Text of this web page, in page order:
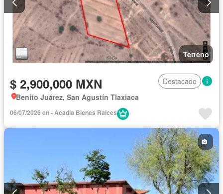
Terreno
$ 2,900,000 MXN
Destacado
Benito Juárez, San Agustín Tlaxiaca
06/07/2026 en - Acadia Bienes Raices